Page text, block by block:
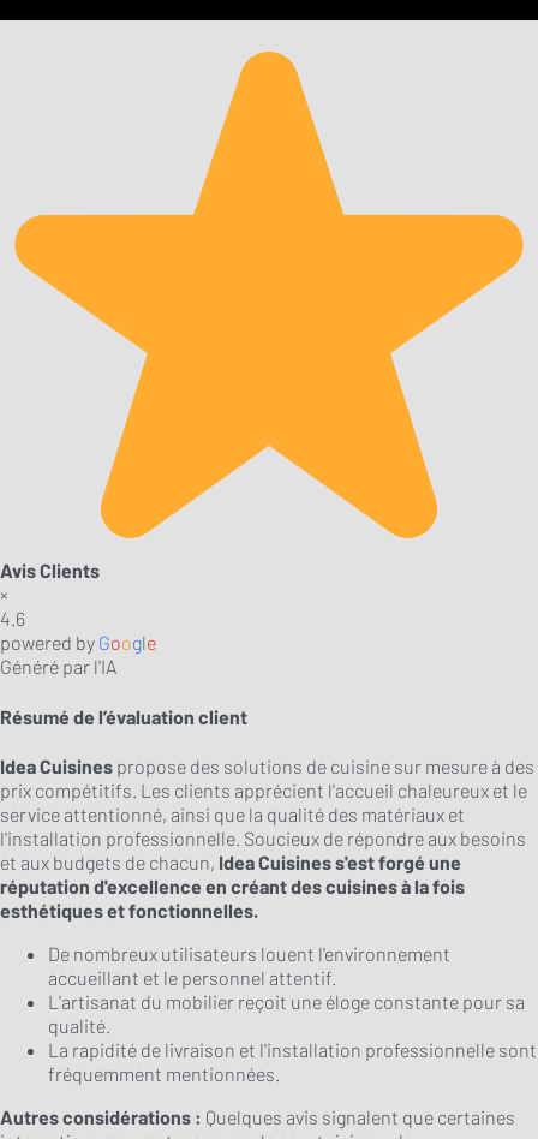
Avis Clients
×
4.6
powered by Google
Généré par l'IA
Résumé de l’évaluation client
Idea Cuisines propose des solutions de cuisine sur mesure à des
prix compétitifs. Les clients apprécient l'accueil chaleureux et le
service attentionné, ainsi que la qualité des matériaux et
l'installation professionnelle. Soucieux de répondre aux besoins
et aux budgets de chacun, Idea Cuisines s'est forgé une
réputation d'excellence en créant des cuisines à la fois
esthétiques et fonctionnelles.
De nombreux utilisateurs louent l'environnement
accueillant et le personnel attentif.
L'artisanat du mobilier reçoit une éloge constante pour sa
qualité.
La rapidité de livraison et l'installation professionnelle sont
fréquemment mentionnées.
Autres considérations : Quelques avis signalent que certaines